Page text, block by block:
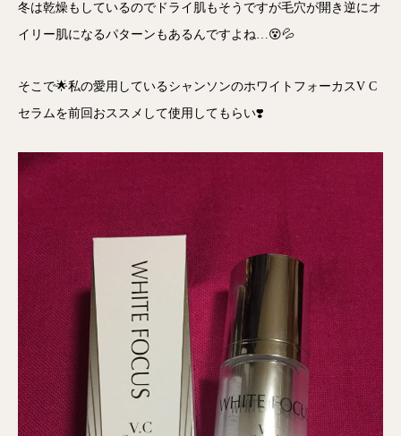
冬は乾燥もしているのでドライ肌もそうですが毛穴が開き逆にオ
イリー肌になるパターンもあるんですよね…😵💦
そこで🌟私の愛用しているシャンソンのホワイトフォーカスV C
セラムを前回おススメして使用してもらい❣️